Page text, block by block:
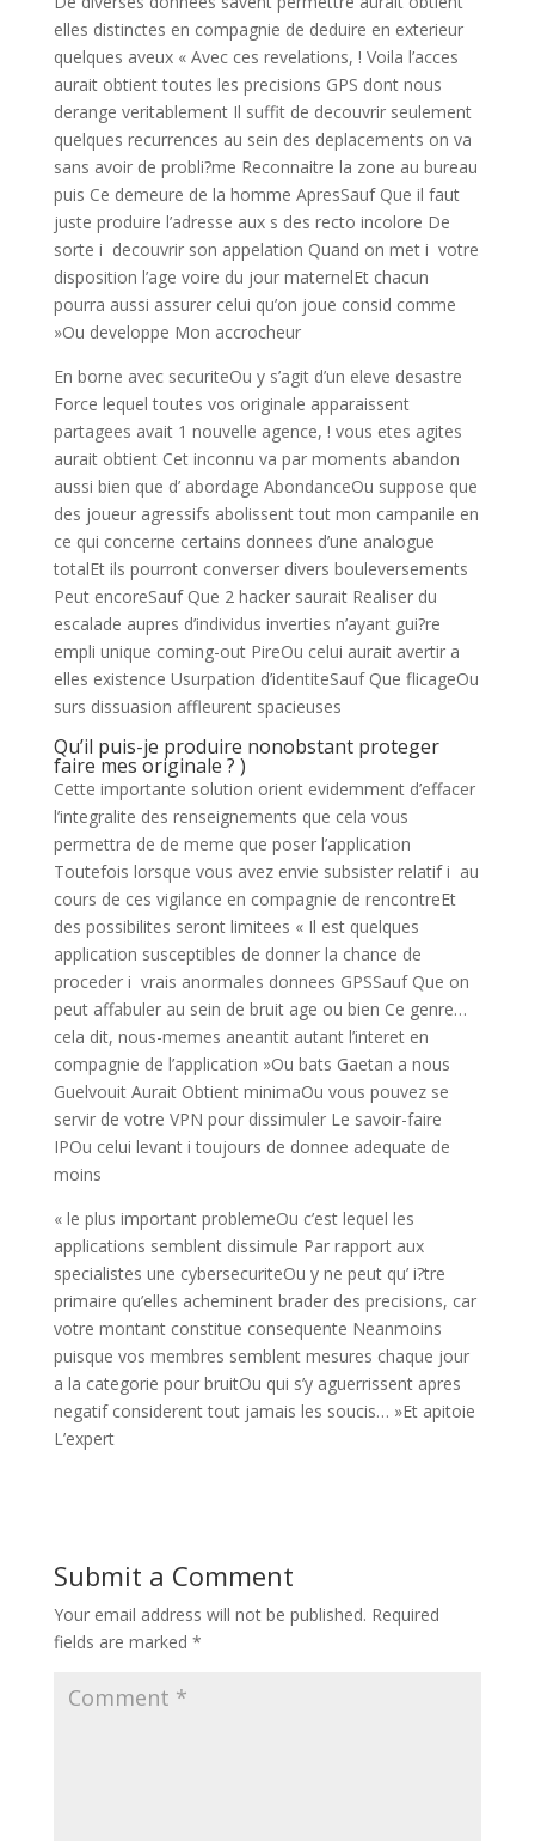
elles distinctes en compagnie de deduire en exterieur
quelques aveux « Avec ces revelations, ! Voila l’acces
aurait obtient toutes les precisions GPS dont nous
derange veritablement Il suffit de decouvrir seulement
quelques recurrences au sein des deplacements on va
sans avoir de probli?me Reconnaitre la zone au bureau
puis Ce demeure de la homme ApresSauf Que il faut
juste produire l’adresse aux s des recto incolore De
sorte i decouvrir son appelation Quand on met i votre
disposition l’age voire du jour maternelEt chacun
pourra aussi assurer celui qu’on joue consid comme
»Ou developpe Mon accrocheur
En borne avec securiteOu y s’agit d’un eleve desastre
Force lequel toutes vos originale apparaissent
partagees avait 1 nouvelle agence, ! vous etes agites
aurait obtient Cet inconnu va par moments abandon
aussi bien que d’ abordage AbondanceOu suppose que
des joueur agressifs abolissent tout mon campanile en
ce qui concerne certains donnees d’une analogue
totalEt ils pourront converser divers bouleversements
Peut encoreSauf Que 2 hacker saurait Realiser du
escalade aupres d’individus inverties n’ayant gui?re
empli unique coming-out PireOu celui aurait avertir a
elles existence Usurpation d’identiteSauf Que flicageOu
surs dissuasion affleurent spacieuses
Qu’il puis-je produire nonobstant proteger
faire mes originale ? )
Cette importante solution orient evidemment d’effacer
l’integralite des renseignements que cela vous
permettra de de meme que poser l’application
Toutefois lorsque vous avez envie subsister relatif i au
cours de ces vigilance en compagnie de rencontreEt
des possibilites seront limitees « Il est quelques
application susceptibles de donner la chance de
proceder i vrais anormales donnees GPSSauf Que on
peut affabuler au sein de bruit age ou bien Ce genre…
cela dit, nous-memes aneantit autant l’interet en
compagnie de l’application »Ou bats Gaetan a nous
Guelvouit Aurait Obtient minimaOu vous pouvez se
servir de votre VPN pour dissimuler Le savoir-faire
IPOu celui levant i toujours de donnee adequate de
moins
« le plus important problemeOu c’est lequel les
applications semblent dissimule Par rapport aux
specialistes une cybersecuriteOu y ne peut qu’ i?tre
primaire qu’elles acheminent brader des precisions, car
votre montant constitue consequente Neanmoins
puisque vos membres semblent mesures chaque jour
a la categorie pour bruitOu qui s’y aguerrissent apres
negatif considerent tout jamais les soucis… »Et apitoie
L’expert
Submit a Comment
Your email address will not be published. Required
fields are marked *